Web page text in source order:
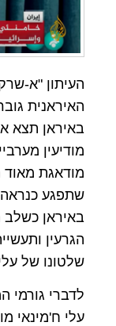
העיתון "א-
האיראנית
באיראן תצא
מודיעין
מודאגת
שתפגע
באיראן
הגרעין
שלטונו של
לדברי גורמי
עלי ח'מינאי